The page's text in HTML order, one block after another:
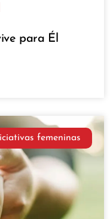
para Él
femeninas